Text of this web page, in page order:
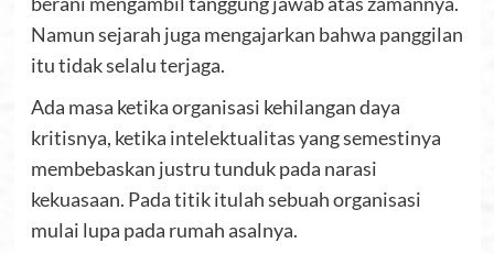
Namun sejarah juga mengajarkan bahwa panggilan
itu tidak selalu terjaga.
Ada masa ketika organisasi kehilangan daya
kritisnya, ketika intelektualitas yang semestinya
membebaskan justru tunduk pada narasi
kekuasaan. Pada titik itulah sebuah organisasi
mulai lupa pada rumah asalnya.